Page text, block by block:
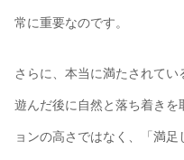
常に重要なのです。
さらに、本当に満たされてい
遊んだ後に自然と落ち着き
ョンの高さではなく、「満足